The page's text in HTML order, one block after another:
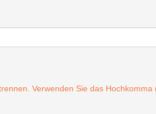
Verwenden Sie das